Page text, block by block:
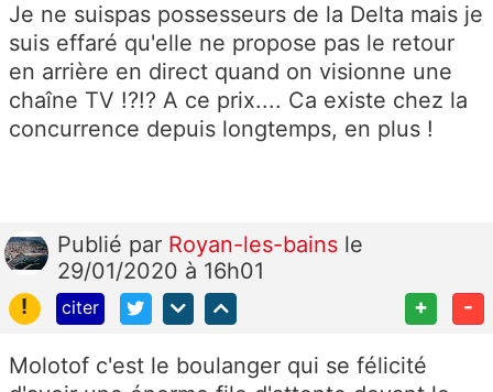
Je ne suispas possesseurs de la Delta mais je
suis effaré qu'elle ne propose pas le retour
en arrière en direct quand on visionne une
chaîne TV !?!? A ce prix.... Ca existe chez la
concurrence depuis longtemps, en plus !
Publié par Royan-les-bains le
29/01/2020 à 16h01
!
citer + -
Molotof c'est le boulanger qui se félicité